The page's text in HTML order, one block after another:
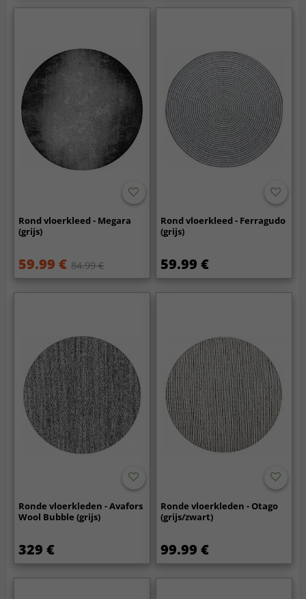
Rond vloerkleed - Megara
(grijs)
59.99 € 84.99 €
Rond vloerkleed - Ferragudo
(grijs)
59.99 €
Ronde vloerkleden - Avafors
Wool Bubble (grijs)
329 €
Ronde vloerkleden - Otago
(grijs/zwart)
99.99 €